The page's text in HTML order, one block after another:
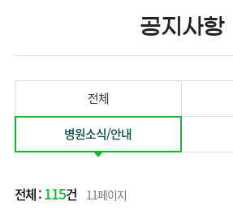
공지사항
전체
병원소식/안내
전체 :115건 11페이지